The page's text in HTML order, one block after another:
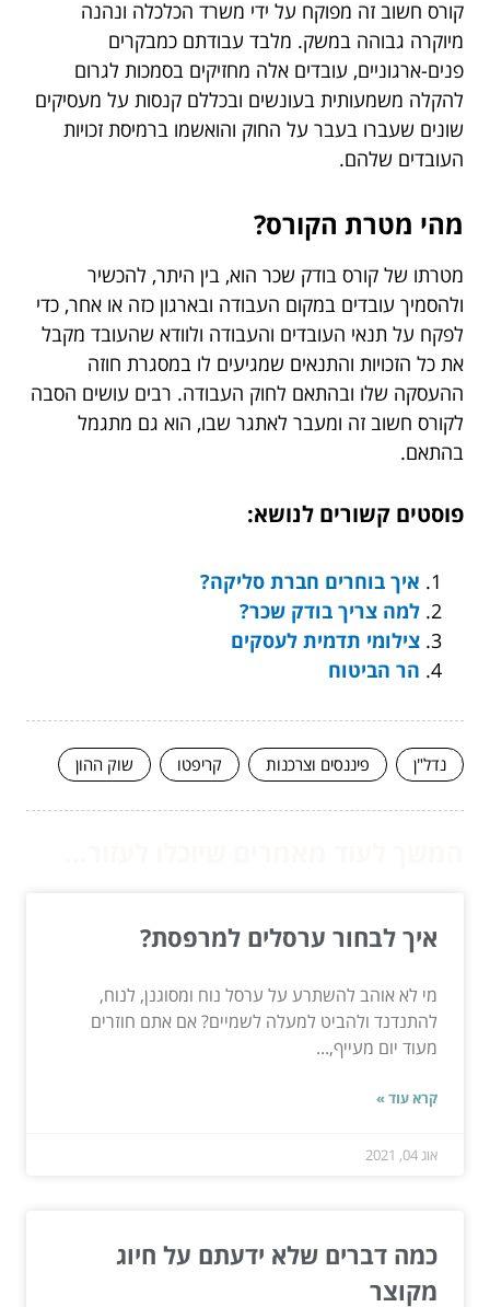
קורס חשוב זה מפוקח על ידי משרד הכלכלה ונהנה
מיוקרה גבוהה במשק. מלבד עבודתם כמבקרים
פנים-ארגוניים, עובדים אלה מחזיקים בסמכות לגרום
להקלה משמעותית בעונשים ובכללם קנסות על מעסיקים
שונים שעברו בעבר על החוק והואשמו ברמיסת זכויות
העובדים שלהם.
מהי מטרת הקורס?
מטרתו של קורס בודק שכר הוא, בין היתר, להכשיר
ולהסמיך עובדים במקום העבודה ובארגון כזה או אחר, כדי
לפקח על תנאי העובדים והעבודה ולוודא שהעובד מקבל
את כל הזכויות והתנאים שמגיעים לו במסגרת חוזה
ההעסקה שלו ובהתאם לחוק העבודה. רבים עושים הסבה
לקורס חשוב זה ומעבר לאתגר שבו, הוא גם מתגמל
בהתאם.
פוסטים קשורים לנושא:
איך בוחרים חברת סליקה?
למה צריך בודק שכר?
צילומי תדמית לעסקים
הר הביטוח
נדל"ן פיננסים וצרכנות קריפטו שוק ההון
איך לבחור ערסלים למרפסת?
מי לא אוהב להשתרע על ערסל נוח ומסוגנן, לנוח,
להתנדנד ולהביט למעלה לשמיים? אם אתם חוזרים
מעוד יום מעייף,...
קרא עוד »
אוג 04, 2021
כמה דברים שלא ידעתם על חיוג
מקוצר